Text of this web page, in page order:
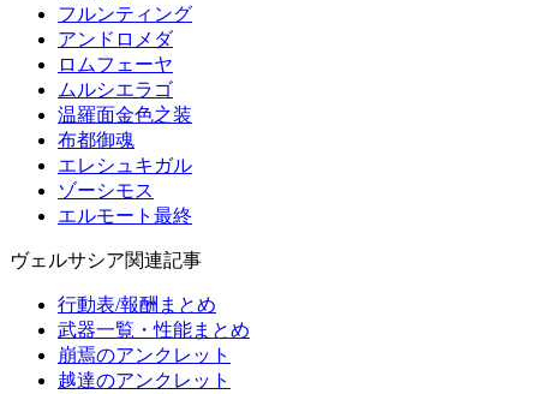
フルンティング
アンドロメダ
ロムフェーヤ
ムルシエラゴ
温羅面金色之装
布都御魂
エレシュキガル
ゾーシモス
エルモート最終
ヴェルサシア関連記事
行動表/報酬まとめ
武器一覧・性能まとめ
崩焉のアンクレット
越達のアンクレット